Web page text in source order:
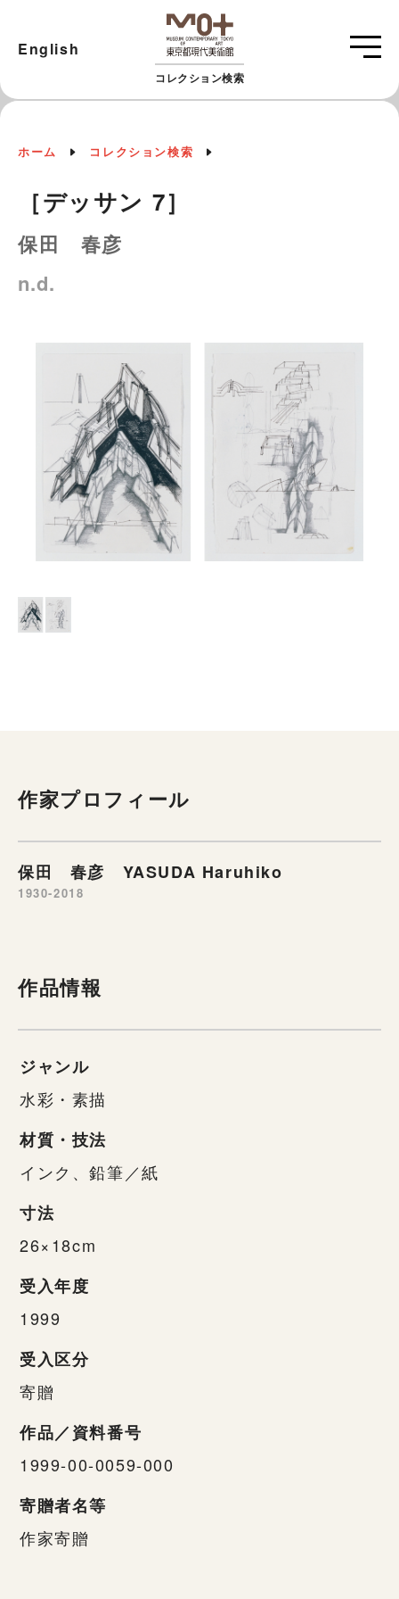
コレクション検索
English
ホーム コレクション検索
［デッサン 7］
保田 春彦
n.d.
作家プロフィール
保田 春彦 YASUDA Haruhiko
1930-2018
作品情報
ジャンル
水彩・素描
材質・技法
インク、鉛筆／紙
寸法
26×18cm
受入年度
1999
受入区分
寄贈
作品／資料番号
1999-00-0059-000
寄贈者名等
作家寄贈